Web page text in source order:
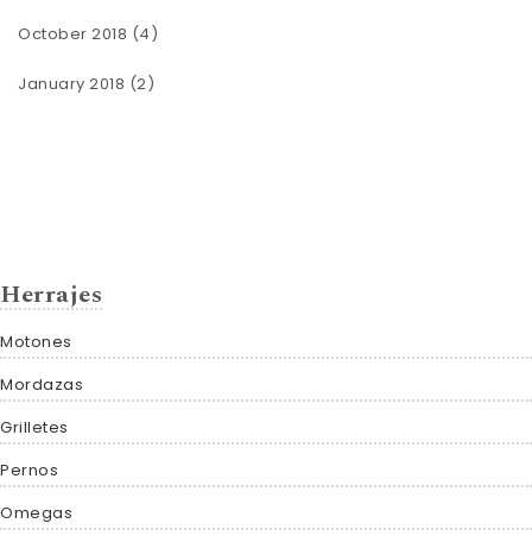
October 2018 (4)
January 2018 (2)
Herrajes
Motones
Mordazas
Grilletes
Pernos
Omegas